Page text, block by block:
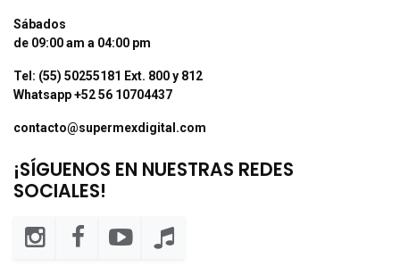
Sábados
de 09:00 am a 04:00 pm
Tel: (55) 50255181 Ext. 800 y 812
Whatsapp +52 56 10704437
contacto@supermexdigital.com
¡SÍGUENOS EN NUESTRAS REDES
SOCIALES!